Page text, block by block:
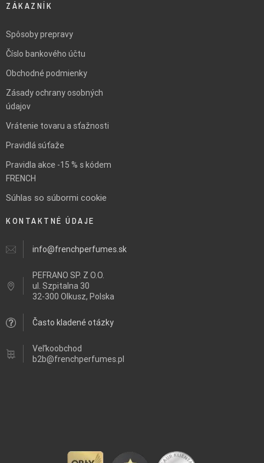
ZÁKAZNÍK
Spôsoby prepravy
Číslo bankového účtu
Obchodné podmienky
Zásady ochrany osobných
údajov
Vrátenie tovaru a sťažnosti
Pravidlá súťaže
Pravidla akce -15 % s kódem
FRENCH
Súhlas so súbormi cookie
KONTAKTNÉ ÚDAJE
info@frenchperfumes.sk
PEFRANO SP. Z O.O.
ul. Szpitalna 30
32-300 Olkusz, Polska
Často kladené otázky
Veľkoobchod
b2b@frenchperfumes.pl